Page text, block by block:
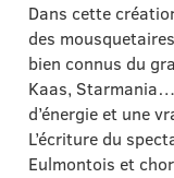
Dans cette
des
bien connus du
Kaas, Starmania…
d’énergie et une
L’écriture du
Eulmontois et